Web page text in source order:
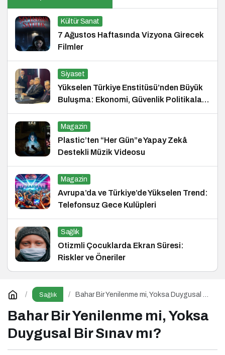
Kültür Sanat
7 Ağustos Haftasında Vizyona Girecek
Filmler
Siyaset
Yükselen Türkiye Enstitüsü’nden Büyük
Buluşma: Ekonomi, Güvenlik Politikaları
ve Hukuk Konferansı
Magazin
Plastic’ten “Her Gün”e Yapay Zekâ
Destekli Müzik Videosu
Magazin
Avrupa’da ve Türkiye’de Yükselen Trend:
Telefonsuz Gece Kulüpleri
Sağlık
Otizmli Çocuklarda Ekran Süresi:
Riskler ve Öneriler
Sağlık
Bahar Bir Yenilenme mi, Yoksa Duygusal Bir
Bahar Bir Yenilenme mi, Yoksa
Duygusal Bir Sınav mı?